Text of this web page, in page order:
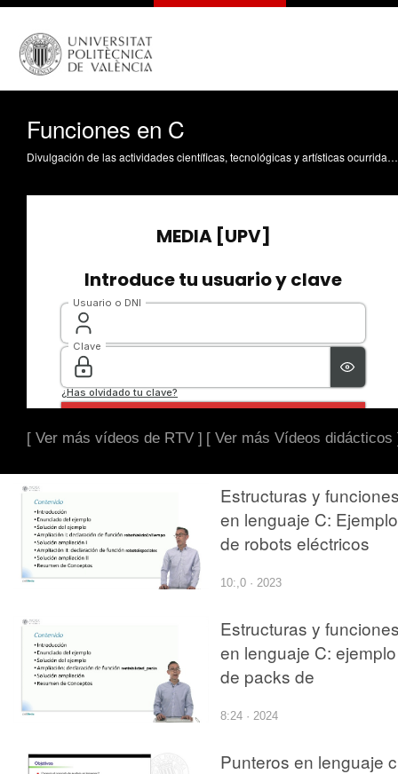
Funciones en C
Divulgación de las actividades científicas, tecnológicas y artísticas ocurridas en los tres campus de la UPV
[ Ver más vídeos de RTV ] [ Ver más Vídeos didácticos
Estructuras y
en lenguaje C: Ejemplo
de robots eléctricos
10:,0 · 2023
Estructuras y
en lenguaje C: ejemplo
de packs de
8:24 · 2024
Punteros en lenguaje c